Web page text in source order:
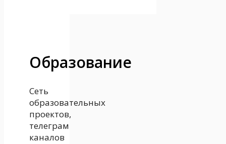
Образование
Сеть
образовательных
проектов,
телеграм
каналов